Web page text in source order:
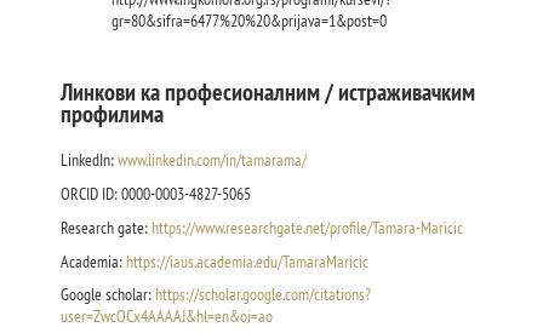
gr=80&sifra=6477%20%20&prijava=1&post=0
Линкови ка професионалним / истраживачким
профилима
LinkedIn:www.linkedin.com/in/tamarama/
ORCID ID: 0000-0003-4827-5065
Research gate:https://www.researchgate.net/profile/Tamara-Maricic
Academia:https://iaus.academia.edu/TamaraMaricic
Google scholar:https://scholar.google.com/citations?
user=ZwcOCx4AAAAJ&hl=en&oi=ao